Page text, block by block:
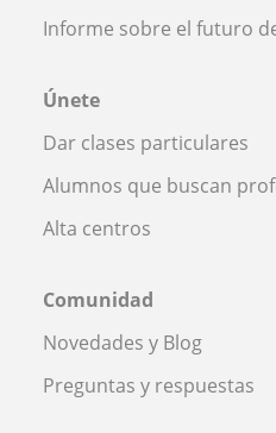
Informe sobre el futuro
Únete
Dar clases particulares
Alumnos que buscan
Alta centros
Comunidad
Novedades y Blog
Preguntas y respuestas